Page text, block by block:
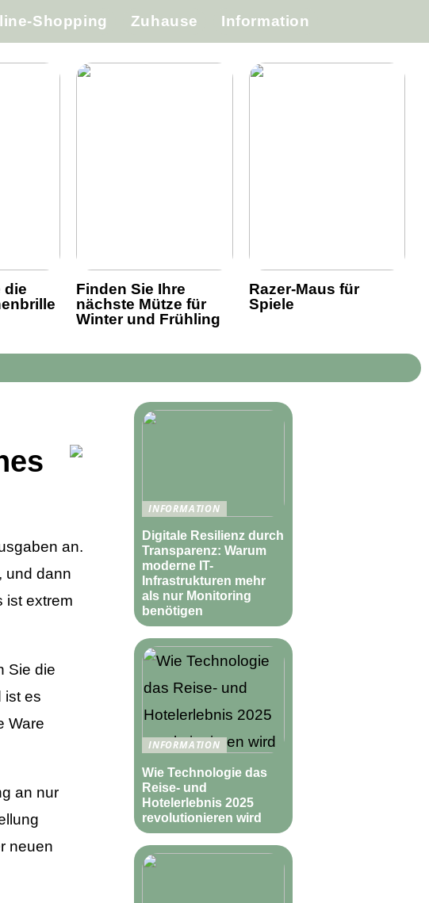
Shopping Zuhause Information
die
Finden Sie Ihre
nächste Mütze für
Winter und Frühling
Razer-Maus für
Spiele
an.
und dann
ist extrem
Sie die
ist es
Ware
an nur
neuen
INFORMATION
Digitale Resilienz durch
Transparenz: Warum
moderne IT-
Infrastrukturen mehr
als nur Monitoring
benötigen
INFORMATION
Wie Technologie das
Reise- und
Hotelerlebnis 2025
revolutionieren wird